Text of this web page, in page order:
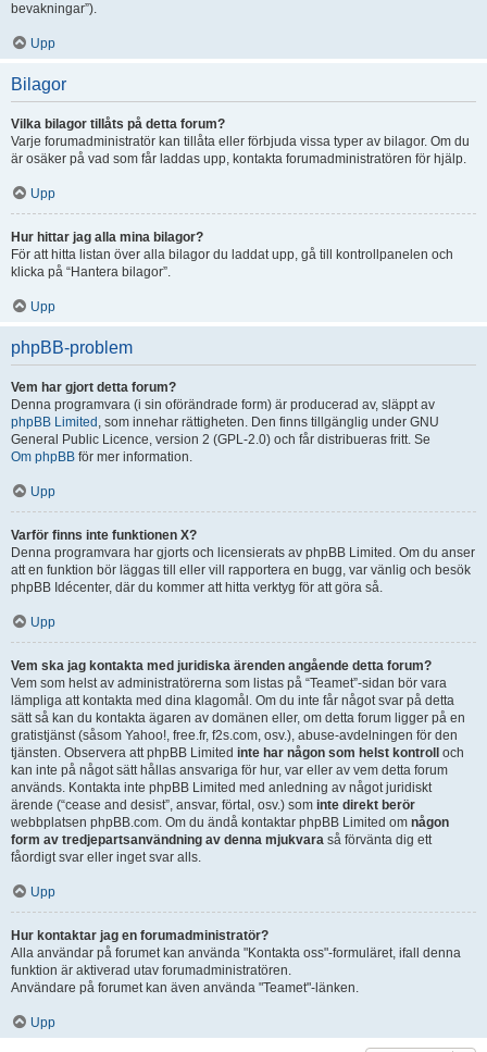
bevakningar”).
Upp
Bilagor
Vilka bilagor tillåts på detta forum?
Varje forumadministratör kan tillåta eller förbjuda vissa typer av bilagor. Om du
är osäker på vad som får laddas upp, kontakta forumadministratören för hjälp.
Upp
Hur hittar jag alla mina bilagor?
För att hitta listan över alla bilagor du laddat upp, gå till kontrollpanelen och
klicka på “Hantera bilagor”.
Upp
phpBB-problem
Vem har gjort detta forum?
Denna programvara (i sin oförändrade form) är producerad av, släppt av
phpBB Limited , som innehar rättigheten. Den finns tillgänglig under GNU
General Public Licence, version 2 (GPL-2.0) och får distribueras fritt. Se
Om phpBB för mer information.
Upp
Varför finns inte funktionen X?
Denna programvara har gjorts och licensierats av phpBB Limited. Om du anser
att en funktion bör läggas till eller vill rapportera en bugg, var vänlig och besök
phpBB Idécenter, där du kommer att hitta verktyg för att göra så.
Upp
Vem ska jag kontakta med juridiska ärenden angående detta forum?
Vem som helst av administratörerna som listas på “Teamet”-sidan bör vara
lämpliga att kontakta med dina klagomål. Om du inte får något svar på detta
sätt så kan du kontakta ägaren av domänen eller, om detta forum ligger på en
gratistjänst (såsom Yahoo!, free.fr, f2s.com, osv.), abuse-avdelningen för den
tjänsten. Observera att phpBB Limited inte har någon som helst kontroll
och
kan inte på något sätt hållas ansvariga för hur, var eller av vem detta forum
används. Kontakta inte phpBB Limited med anledning av något juridiskt
ärende (“cease and desist”, ansvar, förtal, osv.) som inte direkt berör
webbplatsen phpBB.com. Om du ändå kontaktar phpBB Limited om någon
form av tredjepartsanvändning av denna mjukvara så förvänta dig ett
fåordigt svar eller inget svar alls.
Upp
Hur kontaktar jag en forumadministratör?
Alla användar på forumet kan använda "Kontakta oss"-formuläret, ifall denna
funktion är aktiverad utav forumadministratören.
Användare på forumet kan även använda "Teamet"-länken.
Upp